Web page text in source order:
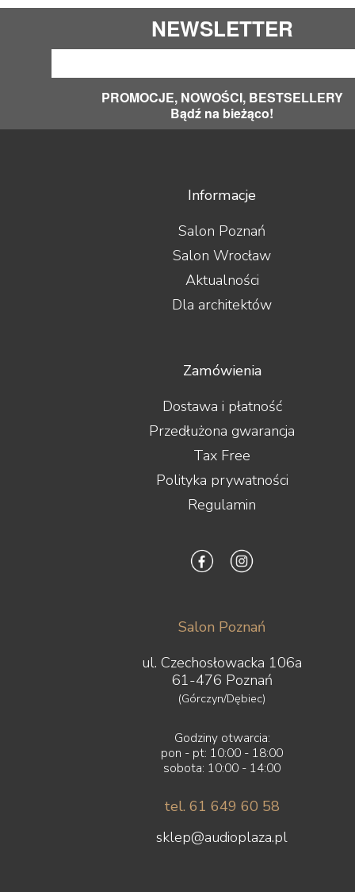
NEWSLETTER
PROMOCJE, NOWOŚCI, BESTSELLERY
Bądź na bieżąco!
Informacje
Salon Poznań
Salon Wrocław
Aktualności
Dla architektów
Zamówienia
Dostawa i płatność
Przedłużona gwarancja
Tax Free
Polityka prywatności
Regulamin
Salon Poznań
ul. Czechosłowacka 106a
61-476 Poznań
(Górczyn/Dębiec)
Godziny otwarcia:
pon - pt: 10:00 - 18:00
sobota: 10:00 - 14:00
tel. 61 649 60 58
sklep@audioplaza.pl